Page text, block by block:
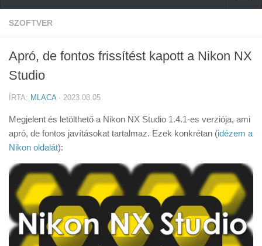
Hírek
Cikkek
Tudástár
Tanácsok
Érdekességek
Helyszíni Riport
E-BB
SZOFTVER
Apró, de fontos frissítést kapott a Nikon NX
Studio
ÍRTA: MLACA· 2023.08.05
Megjelent és letölthető a Nikon NX Studio 1.4.1-es verziója, ami
apró, de fontos javításokat tartalmaz. Ezek konkrétan (idézem a
Nikon oldalát):